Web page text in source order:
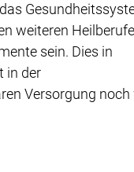
weiteren
sein. Dies in
in der
Versorgung noch